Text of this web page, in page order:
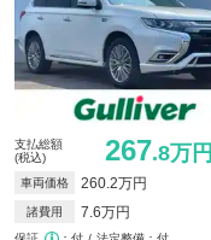
支払総額
(税込)
267.8万円
車両価格 260.2万円
諸費用 7.6万円